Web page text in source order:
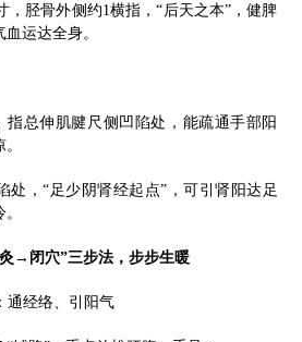
，胫骨外侧约1横指，“后天之本”，健脾
运达全身。
指总伸肌腱尺侧凹陷处，能疏通手部阳
处，“足少阴肾经起点”，可引肾阳达足
→闭穴”三步法，步步生暖
通经络、引阳气